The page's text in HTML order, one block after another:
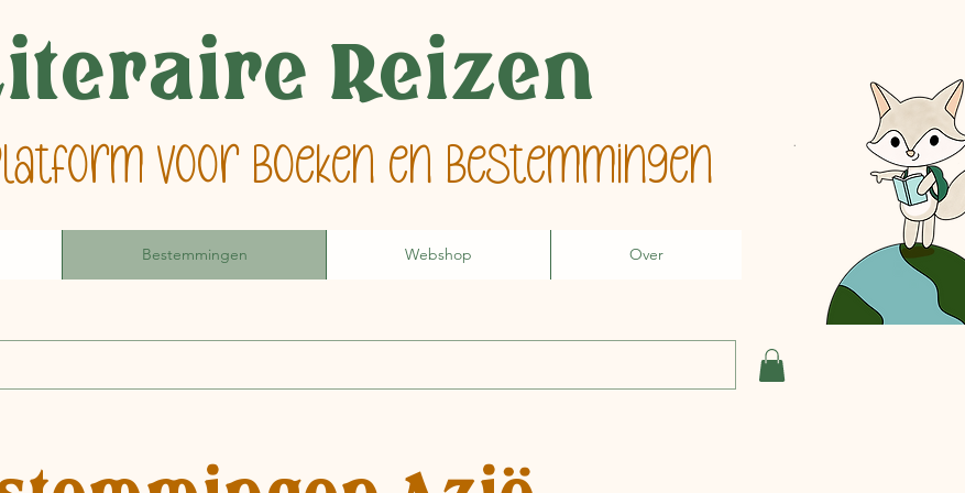
Reizen
voor boeken en bestemmingen
Bestemmingen Webshop Over